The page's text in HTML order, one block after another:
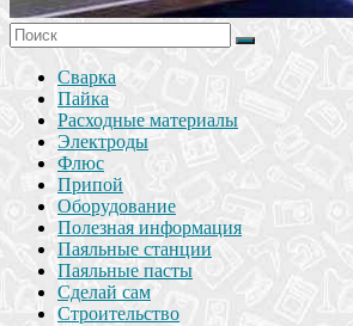
Сварка
Пайка
Расходные материалы
Электроды
Флюс
Припой
Оборудование
Полезная информация
Паяльные станции
Паяльные пасты
Сделай сам
Строительство